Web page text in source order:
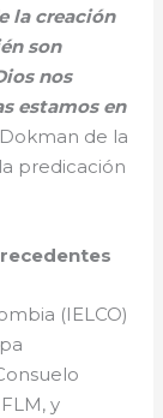
la creación
son
nos
estamos en
de la
predicación
(IELCO)
y